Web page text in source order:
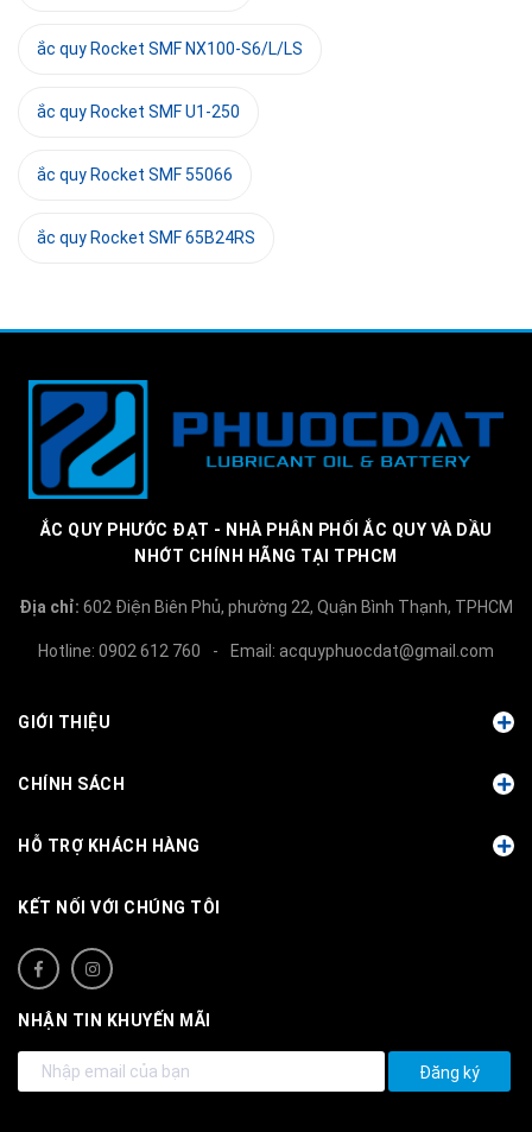
ắc quy Rocket SMF NX100-S6/L/LS
ắc quy Rocket SMF U1-250
ắc quy Rocket SMF 55066
ắc quy Rocket SMF 65B24RS
ẮC QUY PHƯỚC ĐẠT - NHÀ PHÂN PHỐI ẮC QUY VÀ DẦU
NHỚT CHÍNH HÃNG TẠI TPHCM
Địa chỉ: 602 Điện Biên Phủ, phường 22, Quận Bình Thạnh, TPHCM
Hotline: 0902 612 760 - Email: acquyphuocdat@gmail.com
GIỚI THIỆU
CHÍNH SÁCH
HỖ TRỢ KHÁCH HÀNG
KẾT NỐI VỚI CHÚNG TÔI
NHẬN TIN KHUYẾN MÃI
Đăng ký